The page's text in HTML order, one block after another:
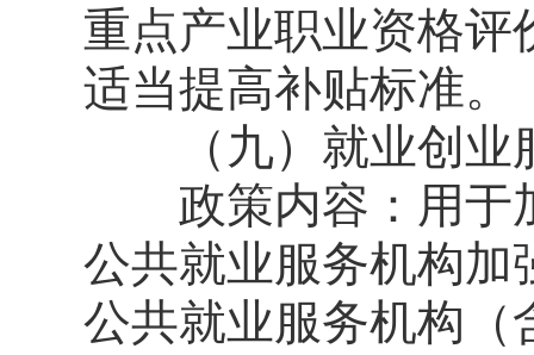
重点产业职业资格评
适当提高补贴标准。
（九）就业创业
政策内容：用于加
公共就业服务机构加
公共就业服务机构（